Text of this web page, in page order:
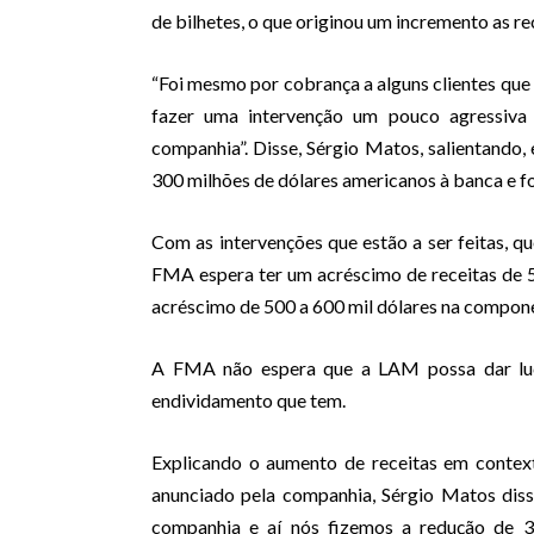
de bilhetes, o que originou um incremento as
“Foi mesmo por cobrança a alguns clientes
fazer uma intervenção um pouco
companhia”. Disse, Sérgio Matos,
300 milhões de dólares americanos à banca e
Com as intervenções que estão a ser feitas,
FMA espera ter um acréscimo de receitas de
acréscimo de 500 a 600 mil dólares na
A FMA não espera que a LAM possa dar
endividamento que tem.
Explicando o aumento de receitas em
anunciado pela companhia, Sérgio Matos
companhia e aí nós fizemos a redução de